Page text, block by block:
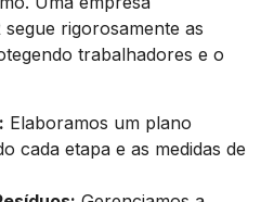
rigorosamente as
trabalhadores e o
Elaboramos um plano
cada etapa e as medidas de